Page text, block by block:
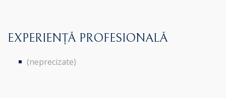
EXPERIENȚĂ PROFESIONALĂ
(neprecizate)